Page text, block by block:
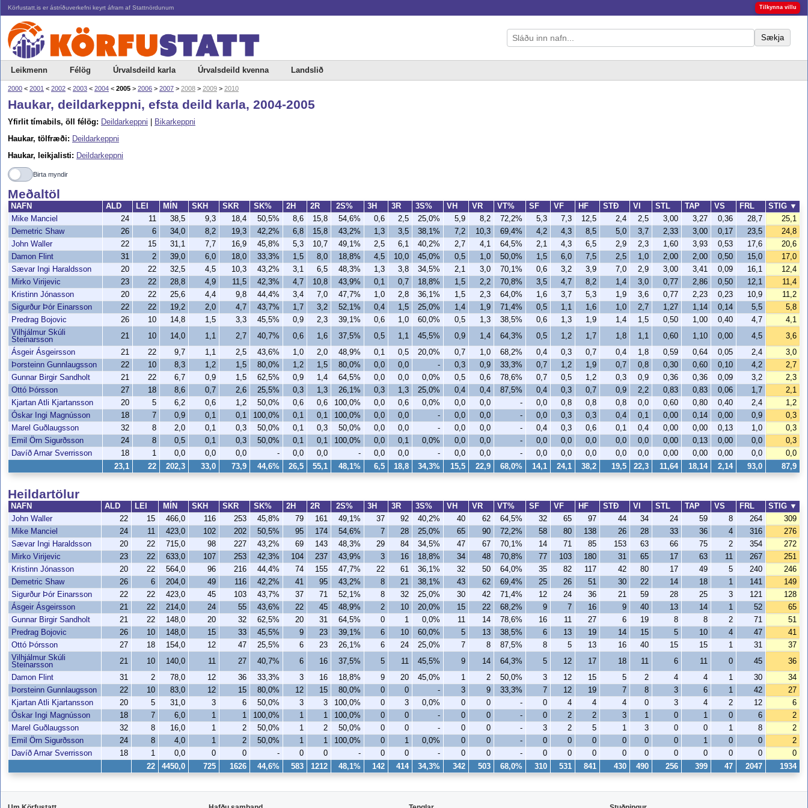
Körfustatt.is er ástríðuverkefni keyrt áfram af Stattnördunum Tilkynna villu
Sækja
Leikmenn Félög Úrvalsdeild karla Úrvalsdeild kvenna Landslið
2000 < 2001 < 2002 < 2003 < 2004 < 2005 > 2006 > 2007 > 2008 > 2009 > 2010
Haukar, deildarkeppni, efsta deild karla, 2004-2005
Yfirlit tímabils, öll félög: Deildarkeppni
Bikarkeppni
Haukar, tölfræði: Deildarkeppni
Haukar, leikjalisti: Deildarkeppni
Birta myndir
Heildartölur
NAFN ALD LEI MÍN SKH SKR SK% 2H 2R 2S% 3H 3R 3S% VH VR VT% SF VF HF STÐ VI STL TAP VS FRL STIG ▼
John Waller
22 15 466,0 116 253 45,8% 79 161 49,1% 37 92 40,2% 40 62 64,5% 32 65 97 44 34 24 59 8 264
309
Mike Manciel
24 11 423,0 102 202 50,5% 95 174 54,6% 7 28 25,0% 65 90 72,2% 58 80 138 26 28 33 36 4 316
276
Sævar Ingi Haraldsson
20 22 715,0 98 227 43,2% 69 143 48,3% 29 84 34,5% 47 67 70,1% 14 71 85 153 63 66 75 2 354
272
Mirko Virijevic
23 22 633,0 107 253 42,3% 104 237 43,9% 3 16 18,8% 34 48 70,8% 77 103 180 31 65 17 63 11 267
251
Kristinn Jónasson
20 22 564,0 96 216 44,4% 74 155 47,7% 22 61 36,1% 32 50 64,0% 35 82 117 42 80 17 49 5 240
246
Demetric Shaw
26 6 204,0 49 116 42,2% 41 95 43,2% 8 21 38,1% 43 62 69,4% 25 26 51 30 22 14 18 1 141
149
Sigurður Þór Einarsson
22 22 423,0 45 103 43,7% 37 71 52,1% 8 32 25,0% 30 42 71,4% 12 24 36 21 59 28 25 3 121
128
Ásgeir Ásgeirsson
21 22 214,0 24 55 43,6% 22 45 48,9% 2 10 20,0% 15 22 68,2% 9 7 16 9 40 13 14 1 52
65
Gunnar Birgir Sandholt
21 22 148,0 20 32 62,5% 20 31 64,5% 0 1 0,0% 11 14 78,6% 16 11 27 6 19 8 8 2 71
51
Predrag Bojovic
26 10 148,0 15 33 45,5% 9 23 39,1% 6 10 60,0% 5 13 38,5% 6 13 19 14 15 5 10 4 47
41
Ottó Þórsson
27 18 154,0 12 47 25,5% 6 23 26,1% 6 24 25,0% 7 8 87,5% 8 5 13 16 40 15 15 1 31
37
Vilhjálmur Skúli
Steinarsson
21 10 140,0 11 27 40,7% 6 16 37,5% 5 11 45,5% 9 14 64,3% 5 12 17 18 11 6 11 0 45
36
Damon Flint
31 2 78,0 12 36 33,3% 3 16 18,8% 9 20 45,0% 1 2 50,0% 3 12 15 5 2 4 4 1 30
34
Þorsteinn Gunnlaugsson
22 10 83,0 12 15 80,0% 12 15 80,0% 0 0 - 3 9 33,3% 7 12 19 7 8 3 6 1 42
27
Kjartan Atli Kjartansson
20 5 31,0 3 6 50,0% 3 3 100,0% 0 3 0,0% 0 0 - 0 4 4 4 0 3 4 2 12
6
Óskar Ingi Magnússon
18 7 6,0 1 1 100,0% 1 1 100,0% 0 0 - 0 0 - 0 2 2 3 1 0 1 0 6
2
Marel Guðlaugsson
32 8 16,0 1 2 50,0% 1 2 50,0% 0 0 - 0 0 - 3 2 5 1 3 0 0 1 8
2
Emil Örn Sigurðsson
24 8 4,0 1 2 50,0% 1 1 100,0% 0 1 0,0% 0 0 - 0 0 0 0 0 0 1 0 0
2
Davíð Arnar Sverrisson
18 1 0,0 0 0 - 0 0 - 0 0 - 0 0 - 0 0 0 0 0 0 0 0 0 0
22 4450,0 725 1626 44,6% 583 1212 48,1% 142 414 34,3% 342 503 68,0% 310 531 841 430 490 256 399 47 2047 1934
Meðaltöl
NAFN ALD LEI MÍN SKH SKR SK% 2H 2R 2S% 3H 3R 3S% VH VR VT% SF VF HF STÐ VI STL TAP VS FRL STIG ▼
Mike Manciel
24 11 38,5 9,3 18,4 50,5% 8,6 15,8 54,6% 0,6 2,5 25,0% 5,9 8,2 72,2% 5,3 7,3 12,5 2,4 2,5 3,00 3,27 0,36 28,7
25,1
Demetric Shaw
26 6 34,0 8,2 19,3 42,2% 6,8 15,8 43,2% 1,3 3,5 38,1% 7,2 10,3 69,4% 4,2 4,3 8,5 5,0 3,7 2,33 3,00 0,17 23,5
24,8
John Waller
22 15 31,1 7,7 16,9 45,8% 5,3 10,7 49,1% 2,5 6,1 40,2% 2,7 4,1 64,5% 2,1 4,3 6,5 2,9 2,3 1,60 3,93 0,53 17,6
20,6
Damon Flint
31 2 39,0 6,0 18,0 33,3% 1,5 8,0 18,8% 4,5 10,0 45,0% 0,5 1,0 50,0% 1,5 6,0 7,5 2,5 1,0 2,00 2,00 0,50 15,0
17,0
Sævar Ingi Haraldsson
20 22 32,5 4,5 10,3 43,2% 3,1 6,5 48,3% 1,3 3,8 34,5% 2,1 3,0 70,1% 0,6 3,2 3,9 7,0 2,9 3,00 3,41 0,09 16,1
12,4
Mirko Virijevic
23 22 28,8 4,9 11,5 42,3% 4,7 10,8 43,9% 0,1 0,7 18,8% 1,5 2,2 70,8% 3,5 4,7 8,2 1,4 3,0 0,77 2,86 0,50 12,1
11,4
Kristinn Jónasson
20 22 25,6 4,4 9,8 44,4% 3,4 7,0 47,7% 1,0 2,8 36,1% 1,5 2,3 64,0% 1,6 3,7 5,3 1,9 3,6 0,77 2,23 0,23 10,9
11,2
Sigurður Þór Einarsson
22 22 19,2 2,0 4,7 43,7% 1,7 3,2 52,1% 0,4 1,5 25,0% 1,4 1,9 71,4% 0,5 1,1 1,6 1,0 2,7 1,27 1,14 0,14 5,5
5,8
Predrag Bojovic
26 10 14,8 1,5 3,3 45,5% 0,9 2,3 39,1% 0,6 1,0 60,0% 0,5 1,3 38,5% 0,6 1,3 1,9 1,4 1,5 0,50 1,00 0,40 4,7
4,1
Vilhjálmur Skúli
Steinarsson
21 10 14,0 1,1 2,7 40,7% 0,6 1,6 37,5% 0,5 1,1 45,5% 0,9 1,4 64,3% 0,5 1,2 1,7 1,8 1,1 0,60 1,10 0,00 4,5
3,6
Ásgeir Ásgeirsson
21 22 9,7 1,1 2,5 43,6% 1,0 2,0 48,9% 0,1 0,5 20,0% 0,7 1,0 68,2% 0,4 0,3 0,7 0,4 1,8 0,59 0,64 0,05 2,4
3,0
Þorsteinn Gunnlaugsson
22 10 8,3 1,2 1,5 80,0% 1,2 1,5 80,0% 0,0 0,0 - 0,3 0,9 33,3% 0,7 1,2 1,9 0,7 0,8 0,30 0,60 0,10 4,2
2,7
Gunnar Birgir Sandholt
21 22 6,7 0,9 1,5 62,5% 0,9 1,4 64,5% 0,0 0,0 0,0% 0,5 0,6 78,6% 0,7 0,5 1,2 0,3 0,9 0,36 0,36 0,09 3,2
2,3
Ottó Þórsson
27 18 8,6 0,7 2,6 25,5% 0,3 1,3 26,1% 0,3 1,3 25,0% 0,4 0,4 87,5% 0,4 0,3 0,7 0,9 2,2 0,83 0,83 0,06 1,7
2,1
Kjartan Atli Kjartansson
20 5 6,2 0,6 1,2 50,0% 0,6 0,6 100,0% 0,0 0,6 0,0% 0,0 0,0 - 0,0 0,8 0,8 0,8 0,0 0,60 0,80 0,40 2,4
1,2
Óskar Ingi Magnússon
18 7 0,9 0,1 0,1 100,0% 0,1 0,1 100,0% 0,0 0,0 - 0,0 0,0 - 0,0 0,3 0,3 0,4 0,1 0,00 0,14 0,00 0,9
0,3
Marel Guðlaugsson
32 8 2,0 0,1 0,3 50,0% 0,1 0,3 50,0% 0,0 0,0 - 0,0 0,0 - 0,4 0,3 0,6 0,1 0,4 0,00 0,00 0,13 1,0
0,3
Emil Örn Sigurðsson
24 8 0,5 0,1 0,3 50,0% 0,1 0,1 100,0% 0,0 0,1 0,0% 0,0 0,0 - 0,0 0,0 0,0 0,0 0,0 0,00 0,13 0,00 0,0
0,3
Davíð Arnar Sverrisson
18 1 0,0 0,0 0,0 - 0,0 0,0 - 0,0 0,0 - 0,0 0,0 - 0,0 0,0 0,0 0,0 0,0 0,00 0,00 0,00 0,0 0,0
23,1 22 202,3 33,0 73,9 44,6% 26,5 55,1 48,1% 6,5 18,8 34,3% 15,5 22,9 68,0% 14,1 24,1 38,2 19,5 22,3 11,64 18,14 2,14 93,0 87,9